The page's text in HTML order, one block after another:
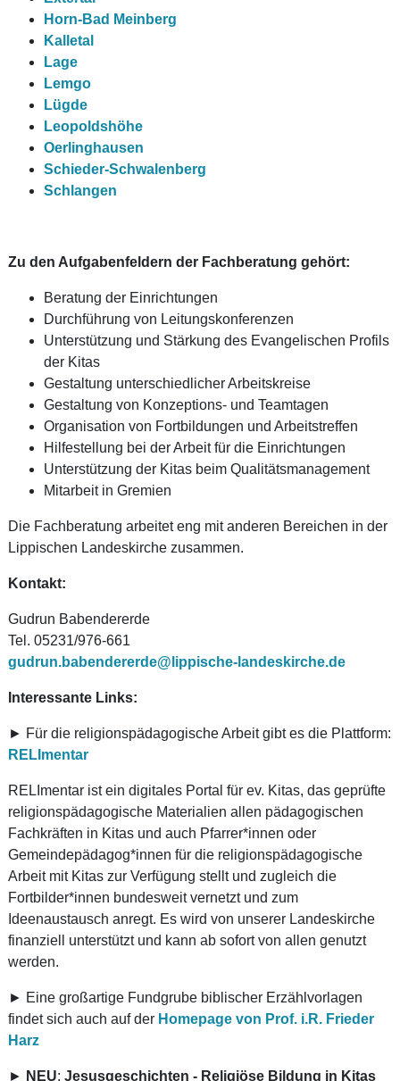
Horn-Bad Meinberg
Kalletal
Lage
Lemgo
Lügde
Leopoldshöhe
Oerlinghausen
Schieder-Schwalenberg
Schlangen
Zu den Aufgabenfeldern der Fachberatung gehört:
Beratung der Einrichtungen
Durchführung von Leitungskonferenzen
Unterstützung und Stärkung des Evangelischen Profils
der Kitas
Gestaltung unterschiedlicher Arbeitskreise
Gestaltung von Konzeptions- und Teamtagen
Organisation von Fortbildungen und Arbeitstreffen
Hilfestellung bei der Arbeit für die Einrichtungen
Unterstützung der Kitas beim Qualitätsmanagement
Mitarbeit in Gremien
Die Fachberatung arbeitet eng mit anderen Bereichen in der
Lippischen Landeskirche zusammen.
Kontakt:
Gudrun Babendererde
Tel. 05231/976-661
gudrun.babendererde@lippische-landeskirche.de
Interessante Links:
► Für die religionspädagogische Arbeit gibt es die Plattform:
RELImentar
RELImentar ist ein digitales Portal für ev. Kitas, das geprüfte
religionspädagogische Materialien allen pädagogischen
Fachkräften in Kitas und auch Pfarrer*innen oder
Gemeindepädagog*innen für die religionspädagogische
Arbeit mit Kitas zur Verfügung stellt und zugleich die
Fortbilder*innen bundesweit vernetzt und zum
Ideenaustausch anregt. Es wird von unserer Landeskirche
finanziell unterstützt und kann ab sofort von allen genutzt
werden.
► Eine großartige Fundgrube biblischer Erzählvorlagen
findet sich auch auf der Homepage von Prof. i.R. Frieder
Harz
► NEU: Jesusgeschichten - Religiöse Bildung in Kitas